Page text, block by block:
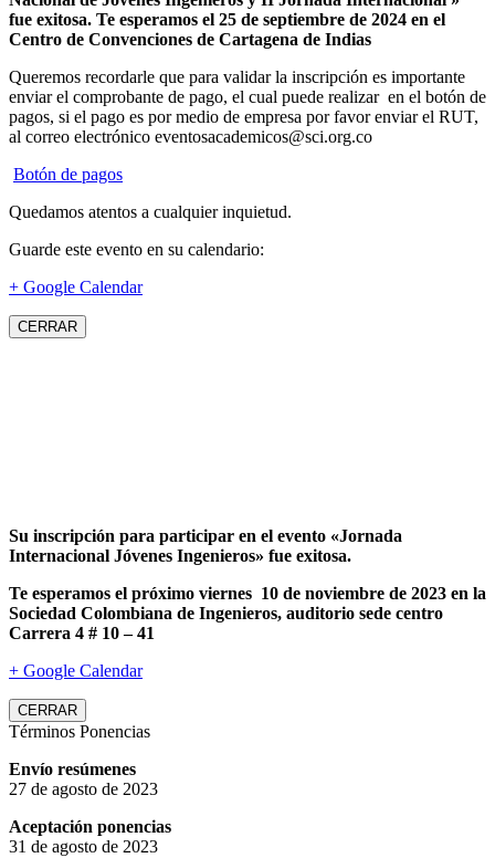
fue exitosa. Te esperamos el 25 de septiembre de 2024 en el
Centro de Convenciones de Cartagena de Indias
Queremos recordarle que para validar la inscripción es importante
enviar el comprobante de pago, el cual puede realizar en el botón de
pagos, si el pago es por medio de empresa por favor enviar el RUT,
al correo electrónico eventosacademicos@sci.org.co
Botón de pagos
Quedamos atentos a cualquier inquietud.
Guarde este evento en su calendario:
+ Google Calendar
CERRAR
Su inscripción para participar en el evento «Jornada
Internacional Jóvenes Ingenieros» fue exitosa.
Te esperamos el próximo viernes 10 de noviembre de 2023 en la
Sociedad Colombiana de Ingenieros, auditorio sede centro
Carrera 4 # 10 – 41
+ Google Calendar
CERRAR
Términos Ponencias
Envío resúmenes
27 de agosto de 2023
Aceptación ponencias
31 de agosto de 2023